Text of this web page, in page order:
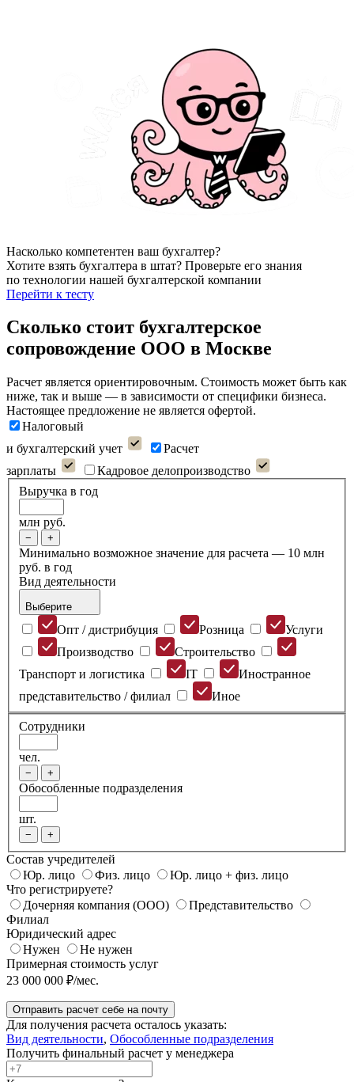
Насколько компетентен ваш бухгалтер?
Хотите взять бухгалтера в штат? Проверьте его знания
по технологии нашей бухгалтерской компании
Перейти к тесту
Сколько стоит бухгалтерское
сопровождение ООО в Москве
Расчет является ориентировочным. Стоимость может быть как
ниже, так и выше — в зависимости от специфики бизнеса.
Настоящее предложение не является офертой.
Налоговый
и бухгалтерский учет
Расчет
зарплаты
Кадровое делопроизводство
Выручка в год
млн руб.
− +
Минимально возможное значение для расчета — 10 млн
руб. в год
Вид деятельности
Выберите
Опт / дистрибуция Розница
Услуги
Производство
Строительство
Транспорт и логистика
IT
Иностранное
представительство / филиал
Иное
Сотрудники
чел.
− +
Обособленные подразделения
шт.
− +
Состав учредителей
Юр. лицо
Физ. лицо
Юр. лицо + физ. лицо
Что регистрируете?
Дочерняя компания (ООО)
Представительство
Филиал
Юридический адрес
Нужен
Не нужен
Примерная стоимость услуг
23 000 000 ₽/мес.
Отправить расчет себе на почту
Для получения расчета осталось указать:
Вид деятельности, Обособленные подразделения
Получить финальный расчет у менеджера